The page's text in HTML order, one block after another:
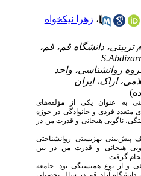
،زهرا نیکخواه
دانشگاه قم، قم،
روانشناسی، واحد
اراک، ایران
به عنوان یکی از مؤلفه‌های
فردی و خانوادگی در حوزه
ناگویی هیجانی و قدرت من در
بهزیستی روانشناختی
هیجانی و قدرت من در بین
گرفت.
نوع همبستگی بود. جامعه